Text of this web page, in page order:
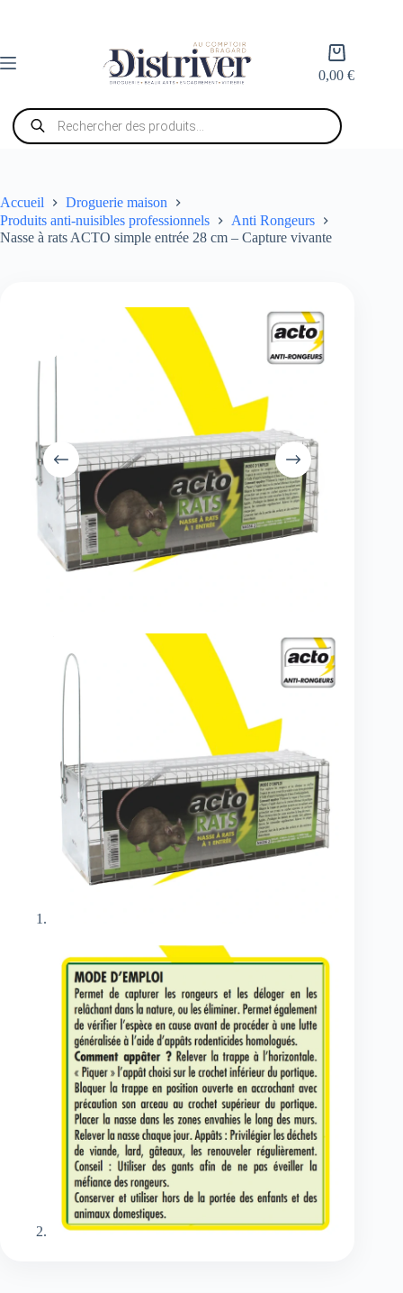
Panier
d’achat
0,00€
Recherche
de
produits
Accueil
Droguerie maison
Produits anti-nuisibles professionnels
Anti Rongeurs
Nasse à rats ACTO simple entrée 28 cm – Capture vivante